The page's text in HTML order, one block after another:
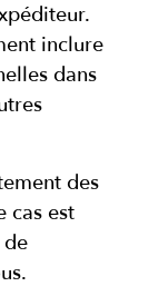
inclure
dans
des
cas est